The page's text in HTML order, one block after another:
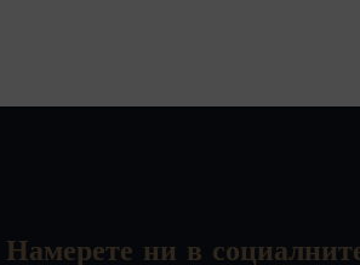
Намерете ни в